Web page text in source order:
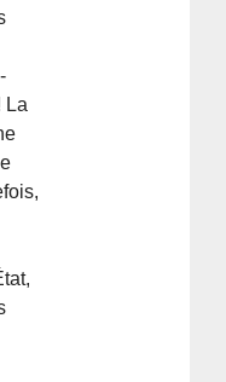
La